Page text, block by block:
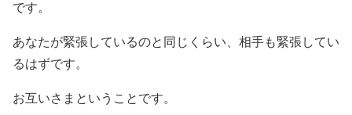
です。
あなたが緊張しているのと同じくらい、相手も緊張してい
るはずです。
お互いさまということです。